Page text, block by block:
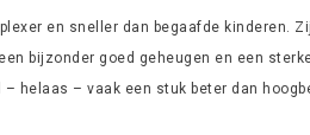
en sneller dan begaafde kinderen.
bijzonder goed geheugen en een
helaas – vaak een stuk beter dan